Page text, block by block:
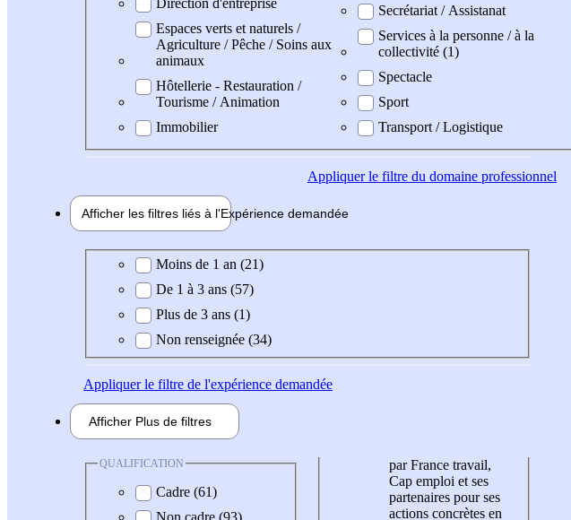
Espaces verts et naturels /
Agriculture / Pêche / Soins aux
animaux
Hôtellerie - Restauration /
Tourisme / Animation
Immobilier
Secrétariat / Assistanat
Services à la personne / à la
collectivité (1)
Spectacle
Sport
Transport / Logistique
Appliquerle filtre du domaine professionnel
Afficher les filtres liés à l'Expérience demandée
Expérience demandée
Moins de 1 an (21)
De 1 à 3 ans (57)
Plus de 3 ans (1)
Non renseignée (34)
Appliquerle filtre de l'expérience demandée
Afficher Plus de filtres
QUALIFICATION
Cadre (61)
par France travail,
Cap emploi et ses
partenaires pour ses
actions concrètes en